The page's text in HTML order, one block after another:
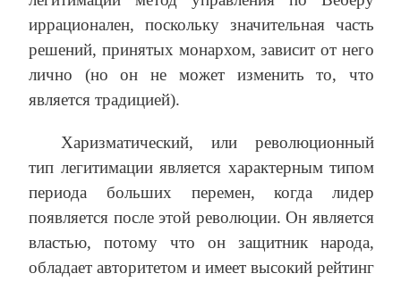
иррационален, поскольку значительная часть
решений, принятых монархом, зависит от него
лично (но он не может изменить то, что
является традицией).
Харизматический, или революционный
тип легитимации является характерным типом
периода больших перемен, когда лидер
появляется после этой революции. Он является
властью, потому что он защитник народа,
обладает авторитетом и имеет высокий рейтинг